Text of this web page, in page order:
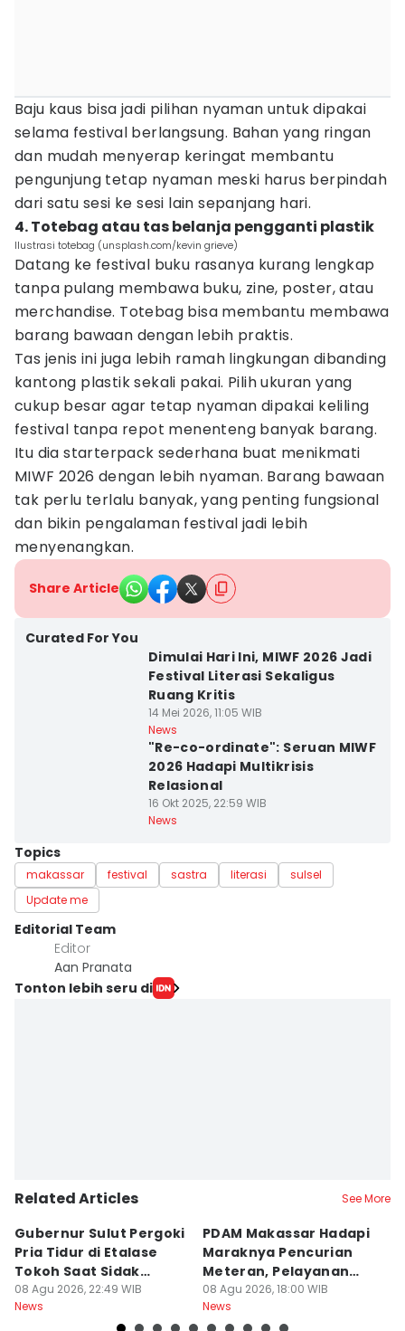
Baju kaus bisa jadi pilihan nyaman untuk dipakai
selama festival berlangsung. Bahan yang ringan
dan mudah menyerap keringat membantu
pengunjung tetap nyaman meski harus berpindah
dari satu sesi ke sesi lain sepanjang hari.
4. Totebag atau tas belanja pengganti plastik
Ilustrasi totebag (unsplash.com/kevin grieve)
Datang ke festival buku rasanya kurang lengkap
tanpa pulang membawa buku, zine, poster, atau
merchandise. Totebag bisa membantu membawa
barang bawaan dengan lebih praktis.
Tas jenis ini juga lebih ramah lingkungan dibanding
kantong plastik sekali pakai. Pilih ukuran yang
cukup besar agar tetap nyaman dipakai keliling
festival tanpa repot menenteng banyak barang.
Itu dia starterpack sederhana buat menikmati
MIWF 2026 dengan lebih nyaman. Barang bawaan
tak perlu terlalu banyak, yang penting fungsional
dan bikin pengalaman festival jadi lebih
menyenangkan.
Share Article
Curated For You
Dimulai Hari Ini, MIWF 2026 Jadi
Festival Literasi Sekaligus
Ruang Kritis
14 Mei 2026, 11:05 WIB
News
"Re-co-ordinate": Seruan MIWF
2026 Hadapi Multikrisis
Relasional
16 Okt 2025, 22:59 WIB
News
Topics
makassar festival sastra literasi
sulsel
Update me
Editorial Team
Editor
Aan Pranata
Tonton lebih seru di
Related Articles See More
Gubernur Sulut Pergoki
Pria Tidur di Etalase
Tokoh Saat Sidak
Gedung
08 Agu 2026, 22:49 WIB
News
PDAM Makassar Hadapi
Maraknya Pencurian
Meteran, Pelayanan
Ikut Terdampak
08 Agu 2026, 18:00 WIB
News